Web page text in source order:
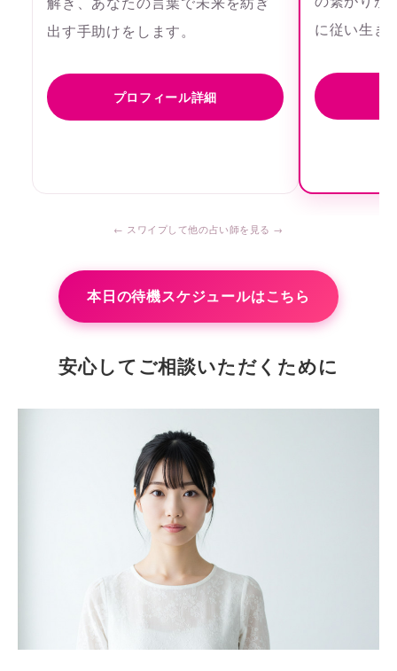
出す手助けをします。
プロフィール詳細
に従い生き
本日の待機スケジュールはこちら
安心してご相談いただくために